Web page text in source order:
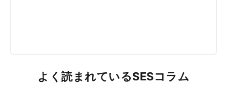
よく読まれているSESコラム